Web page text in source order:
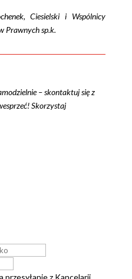
Ciesielski i Wspólnicy
Prawnych sp.k.
– skontaktuj się z
Skorzystaj
przesyłanie z Kancelarii